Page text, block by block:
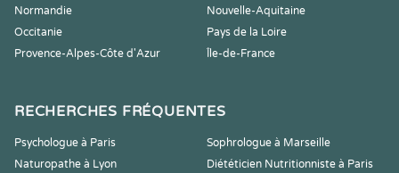
Normandie
Nouvelle-Aquitaine
Occitanie
Pays de la Loire
Provence-Alpes-Côte d'Azur
Île-de-France
RECHERCHES FRÉQUENTES
Psychologue à Paris
Sophrologue à Marseille
Naturopathe à Lyon
Diététicien Nutritionniste à Paris